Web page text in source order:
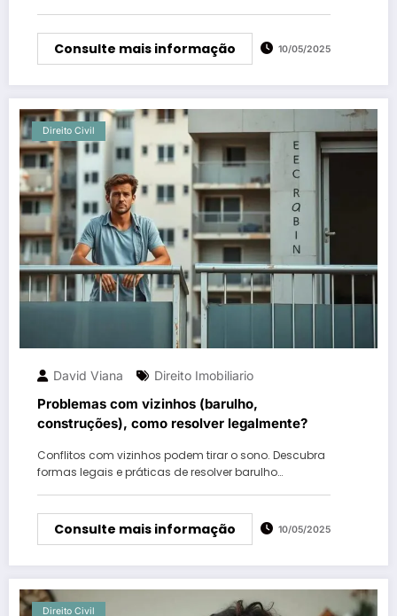
Consulte mais informação 10/05/2025
Direito Civil
David Viana Direito Imobiliario
Problemas com vizinhos (barulho,
construções), como resolver legalmente?
Conflitos com vizinhos podem tirar o sono. Descubra
formas legais e práticas de resolver barulho…
Consulte mais informação 10/05/2025
Direito Civil